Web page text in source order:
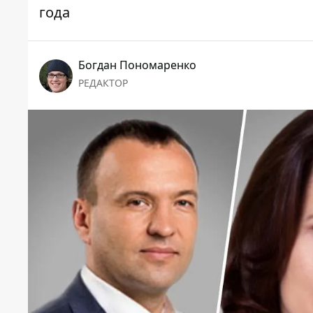
года
Богдан Пономаренко
РЕДАКТОР